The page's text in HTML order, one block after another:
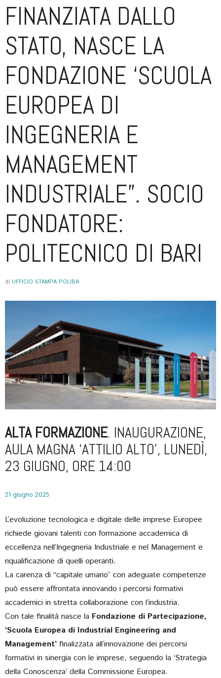
FINANZIATA DALLO
STATO, NASCE LA
FONDAZIONE ‘SCUOLA
EUROPEA DI
INGEGNERIA E
MANAGEMENT
INDUSTRIALE”. SOCIO
FONDATORE:
POLITECNICO DI BARI
di UFFICIO STAMPA POLIBA
ALTA FORMAZIONE. INAUGURAZIONE,
AULA MAGNA ‘ATTILIO ALTO’, LUNEDÌ,
23 GIUGNO, ORE 14:00
21 giugno 2025
L’evoluzione tecnologica e digitale delle imprese Europee
richiede giovani talenti con formazione accademica di
eccellenza nell’Ingegneria Industriale e nel Management e
riqualificazione di quelli operanti.
La carenza di “capitale umano” con adeguate competenze
può essere affrontata innovando i percorsi formativi
accademici in stretta collaborazione con l’industria.
Con tale finalità nasce la Fondazione di Partecipazione,
‘Scuola Europea di Industrial Engineering and
Management’ finalizzata all’innovazione dei percorsi
formativi in sinergia con le imprese, seguendo la ‘Strategia
della Conoscenza’ della Commissione Europea.